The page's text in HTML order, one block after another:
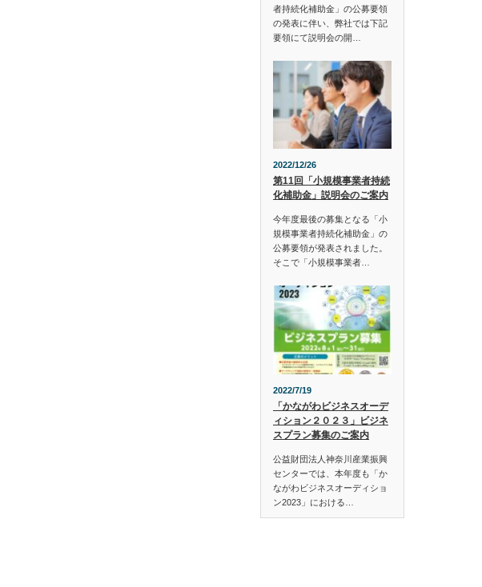
者持続化補助金」の公募要領
の発表に伴い、弊社では下記
要領にて説明会の開…
2022/12/26
第11回「小規模事業者持続
化補助金」説明会のご案内
今年度最後の募集となる「小
規模事業者持続化補助金」の
公募要領が発表されました。
そこで「小規模事業者…
2022/7/19
「かながわビジネスオーデ
ィション２０２３」ビジネ
スプラン募集のご案内
公益財団法人神奈川産業振興
センターでは、本年度も「か
ながわビジネスオーディショ
ン2023」における…